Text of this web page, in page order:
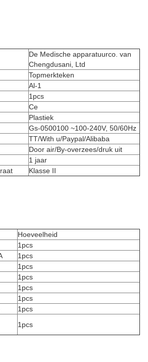
De Medische apparatuurco. van
Chengdusani, Ltd
Topmerkteken
Al-1
1pcs
Ce
Plastiek
Gs-0500100 ~100-240V, 50/60Hz
TT/With u/Paypal/Alibaba
Door air/By-overzees/druk uit
1 jaar
Klasse II
Hoeveelheid
1pcs
1pcs
1pcs
1pcs
1pcs
1pcs
1pcs
1pcs